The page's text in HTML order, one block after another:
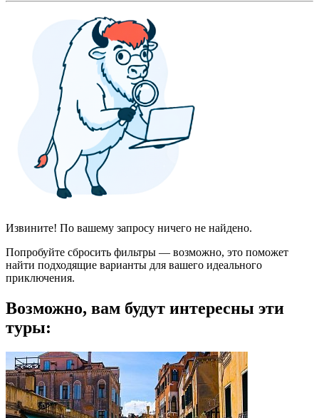
Извините! По вашему запросу ничего не найдено.
Попробуйте сбросить фильтры — возможно, это поможет
найти подходящие варианты для вашего идеального
приключения.
Возможно, вам будут интересны эти
туры: